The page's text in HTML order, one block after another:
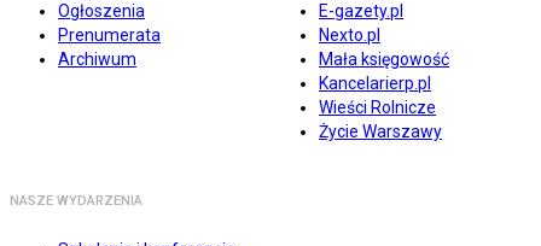
Ogłoszenia
Prenumerata
Archiwum
E-gazety.pl
Nexto.pl
Mała księgowość
Kancelarierp.pl
Wieści Rolnicze
Życie Warszawy
NASZE WYDARZENIA